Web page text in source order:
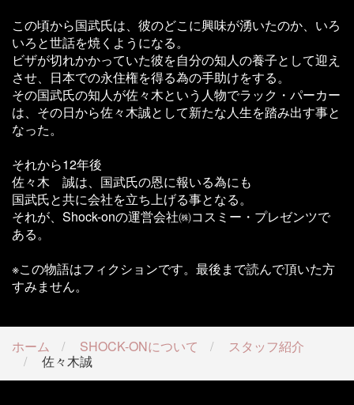
この頃から国武氏は、彼のどこに興味が湧いたのか、いろ
いろと世話を焼くようになる。
ビザが切れかかっていた彼を自分の知人の養子として迎え
させ、日本での永住権を得る為の手助けをする。
その国武氏の知人が佐々木という人物でラック・パーカー
は、その日から佐々木誠として新たな人生を踏み出す事と
なった。
それから12年後
佐々木 誠は、国武氏の恩に報いる為にも
国武氏と共に会社を立ち上げる事となる。
それが、Shock-onの運営会社㈱コスミー・プレゼンツで
ある。
※この物語はフィクションです。最後まで読んで頂いた方
すみません。
ホーム SHOCK-ONについて
スタッフ紹介
佐々木誠